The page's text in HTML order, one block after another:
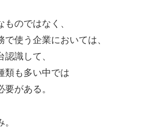
のではなく、
使う企業においては、
識して、
類も多い中では
がある。